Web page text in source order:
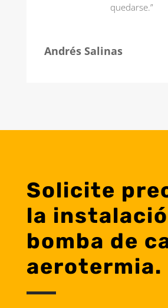
quedarse.”
Andrés Salinas
Solicite
la
bomba de
aerotermia.